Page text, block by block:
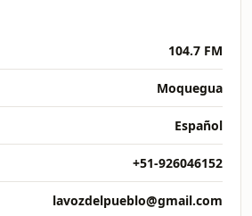
104.7 FM
Moquegua
Español
+51-926046152
lavozdelpueblo@gmail.com